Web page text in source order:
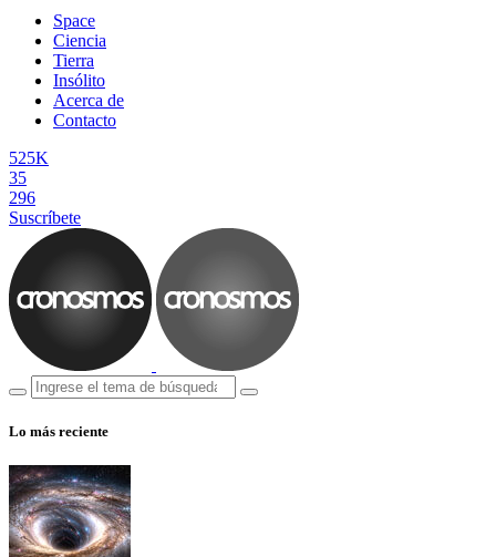
Space
Ciencia
Tierra
Insólito
Acerca de
Contacto
525K
35
296
Suscríbete
Lo más reciente